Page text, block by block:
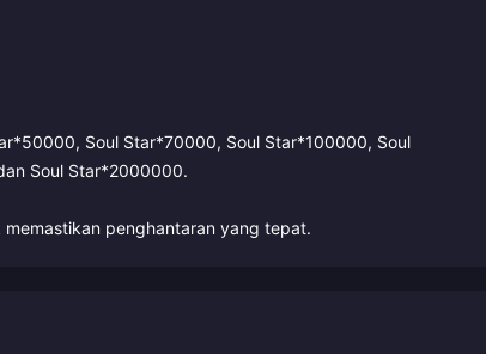
Soul Star*70000, Soul Star*100000, Soul
Soul Star*2000000.
penghantaran yang tepat.